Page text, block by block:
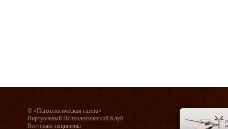
© «Психологическая газета»
Виртуальный Психологический Клуб
Все права защищены